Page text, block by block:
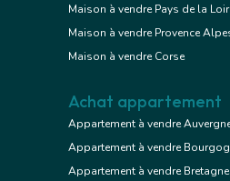
Maison à vendre Pays de la
Maison à vendre Provence
Maison à vendre Corse
Achat appartement
Appartement à vendre
Appartement à vendre
Appartement à vendre Bretagne